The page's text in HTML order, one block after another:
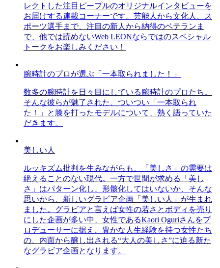
レクトした注目ピープルのオリジナルインタビューを
お届けする連載コーナーです。芸能人から文化人、ス
ポーツ選手まで、注目の新人から納得のベテランま
で、他では読めないWeb LEONならではのスペシャル
トークをお楽しみください！
腕時計のプロが選ぶ「一本取られました！」
数多の腕時計を日々目にしている腕時計のプロたち。
そんな彼らが魅了された、ついつい「一本取られ
た！」と膝を打ったモデルについて、熱く語っていた
だきます。
美しい人
ルッキズム批判を生みながらも、「美しさ」の需要は
絶えることのない現代。一方で世間が求める「美し
さ」はパターン化し、形骸化してはいないか、そんな
思いから、新しいグラビア企画「美しい人」が生まれ
ました。グラビアと言えば女性の若さとボディを売り
にした企画が多い中、女性であるKaori Oguriさんをプ
ロデューサーに据え、豊かな人生経験を持つ女性たち
の、内面から醸し出される“大人の美しさ”に迫る新た
なグラビア企画となります。